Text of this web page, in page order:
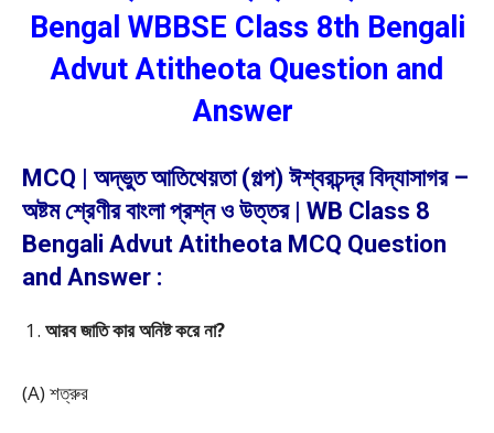
Bengal WBBSE Class 8th Bengali
Advut Atitheota Question and
Answer
MCQ | অদ্ভুত আতিথেয়তা (গল্প) ঈশ্বরচন্দ্র বিদ্যাসাগর –
অষ্টম শ্রেণীর বাংলা প্রশ্ন ও উত্তর | WB Class 8
Bengali Advut Atitheota MCQ Question
and Answer :
আরব জাতি কার অনিষ্ট করে না?
(A) শত্রুর